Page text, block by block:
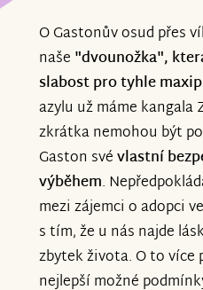
O Gastonův osud přes
naše "dvounožka",
slabost pro tyhle
azylu už máme kangala
zkrátka nemohou být
Gaston svévlastní
výběhem.
mezi zájemci o adopci
s tím, že u nás najde
zbytek života. O to
nejlepší možné